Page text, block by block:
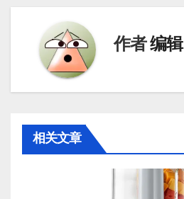
作者编辑
相关文章